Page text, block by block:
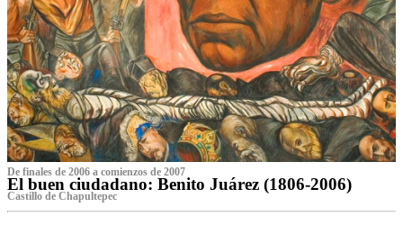
De finales de 2006 a comienzos de 2007
El buen ciudadano: Benito Juárez (1806-2006)
Castillo de Chapultepec